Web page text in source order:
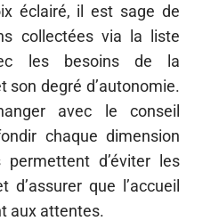
éclairé, il est sage de
collectées via la liste
les besoins de la
son degré d’autonomie.
avec le conseil
chaque dimension
d’éviter les
que l’accueil
aux attentes.